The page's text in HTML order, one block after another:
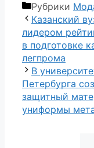
Рубрики
Казанский
лидером
в подготовке
легпрома
В
Петербурга
защитный
униформы